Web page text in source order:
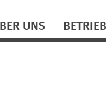
UNS